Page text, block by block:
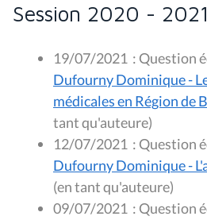
Session 2020 - 2021
19/07/2021 :
Dufourny Dominique -
médicales en Région de
tant qu'auteure)
12/07/2021 :
(en tant qu'auteure)
09/07/2021 :